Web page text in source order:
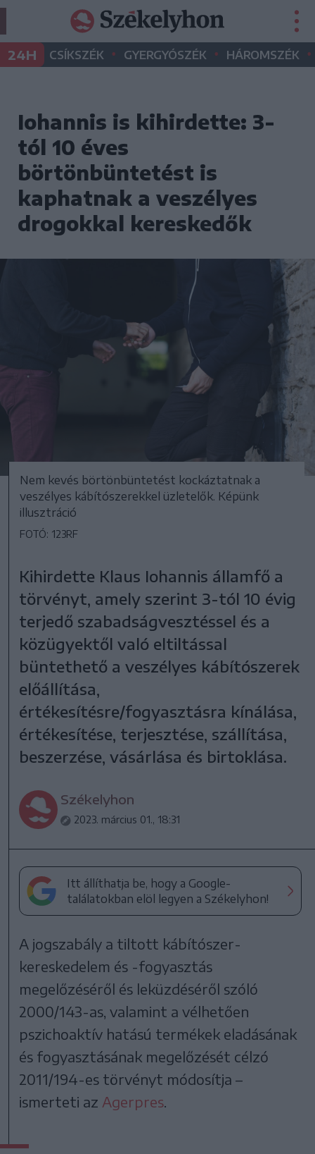
24H CSÍKSZÉK • GYERGYÓSZÉK • HÁROMSZÉK •
Iohannis is kihirdette: 3-
tól 10 éves
börtönbüntetést is
kaphatnak a veszélyes
drogokkal kereskedők
Nem kevés börtönbüntetést kockáztatnak a
veszélyes kábítószerekkel üzletelők. Képünk
illusztráció
FOTÓ: 123RF
Kihirdette Klaus Iohannis államfő a
törvényt, amely szerint 3-tól 10 évig
terjedő szabadságvesztéssel és a
közügyektől való eltiltással
büntethető a veszélyes kábítószerek
előállítása,
értékesítésre/fogyasztásra kínálása,
értékesítése, terjesztése, szállítása,
beszerzése, vásárlása és birtoklása.
Székelyhon
2023. március 01., 18:31
Itt állíthatja be, hogy a Google-
találatokban elöl legyen a Székelyhon!
A jogszabály a tiltott kábítószer-
kereskedelem és -fogyasztás
megelőzéséről és leküzdéséről szóló
2000/143-as, valamint a vélhetően
pszichoaktív hatású termékek eladásának
és fogyasztásának megelőzését célzó
2011/194-es törvényt módosítja –
ismerteti az Agerpres.